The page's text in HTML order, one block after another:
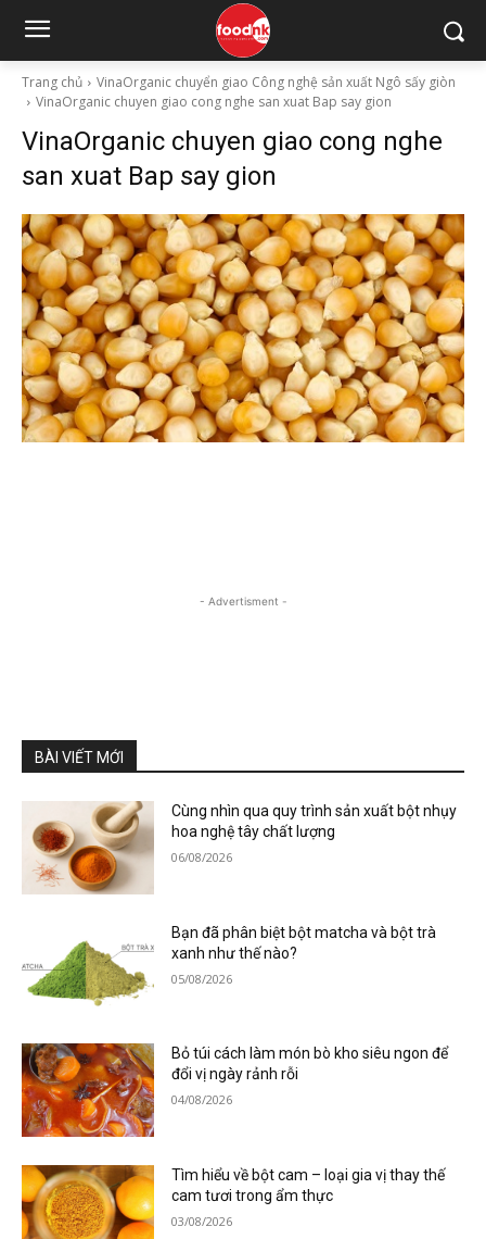
Trang chủ
VinaOrganic chuyển giao Công nghệ sản xuất Ngô sấy giòn
VinaOrganic chuyen giao cong nghe san xuat Bap say gion
VinaOrganic chuyen giao cong nghe
san xuat Bap say gion
- Advertisment -
BÀI VIẾT MỚI
Cùng nhìn qua quy trình sản xuất bột nhụy
hoa nghệ tây chất lượng
06/08/2026
Bạn đã phân biệt bột matcha và bột trà
xanh như thế nào?
05/08/2026
Bỏ túi cách làm món bò kho siêu ngon để
đổi vị ngày rảnh rỗi
04/08/2026
Tìm hiểu về bột cam – loại gia vị thay thế
cam tươi trong ẩm thực
03/08/2026